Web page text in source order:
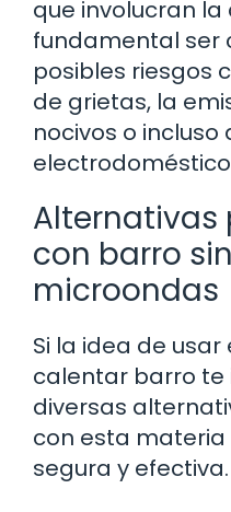
que involucran
fundamental ser
posibles riesgos
de grietas, la
nocivos o incluso
Alternativas
con barro
microondas
Si la idea de
calentar barro te
diversas
con esta
segura y efectiva.